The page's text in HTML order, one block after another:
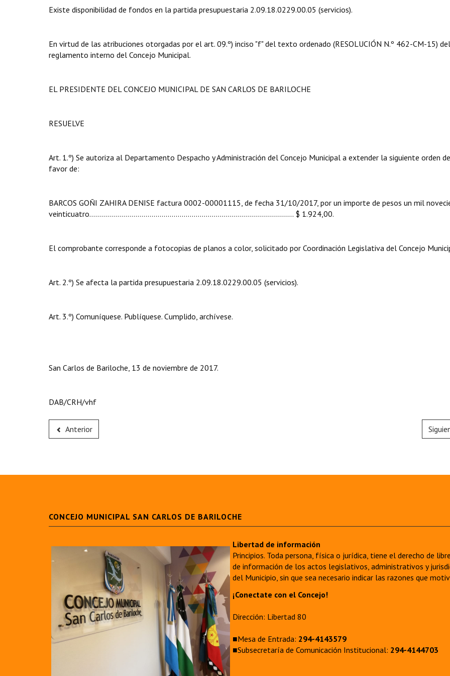
Existe disponibilidad de fondos en la partida presupuestaria 2.09.18.0229.00.05 (servicios).
En virtud de las atribuciones otorgadas por el art. 09.º) inciso "f" del texto ordenado (RESOLUCIÓN N.º 462-CM-15) del
reglamento interno del Concejo Municipal.
EL PRESIDENTE DEL CONCEJO MUNICIPAL DE SAN CARLOS DE BARILOCHE
RESUELVE
Art. 1.º) Se autoriza al Departamento Despacho y Administración del Concejo Municipal a extender la siguiente orden
favor de:
BARCOS GOÑI ZAHIRA DENISE factura 0002-00001115, de fecha 31/10/2017, por un importe de pesos un mil
veinticuatro...................................................................................................... $ 1.924,00.
El comprobante corresponde a fotocopias de planos a color, solicitado por Coordinación Legislativa del Concejo
Art. 2.º) Se afecta la partida presupuestaria 2.09.18.0229.00.05 (servicios).
Art. 3.º) Comuníquese. Publíquese. Cumplido, archívese.
San Carlos de Bariloche, 13 de noviembre de 2017.
DAB/CRH/vhf
Anterior
CONCEJO MUNICIPAL SAN CARLOS DE BARILOCHE
Libertad de información
Principios. Toda persona, física o jurídica, tiene el derecho de
de información de los actos legislativos, administrativos y
del Municipio, sin que sea necesario indicar las razones que
¡Conectate con el Concejo!
Dirección: Libertad 80
■Mesa de Entrada: 294-4143579
■Subsecretaría de Comunicación Institucional: 294-4144703